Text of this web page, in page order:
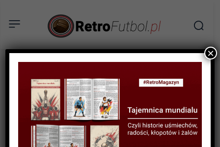
AKTUALNOŚCI
Wszystkie numery Retro
Futbol Magazyn za darmo!
×